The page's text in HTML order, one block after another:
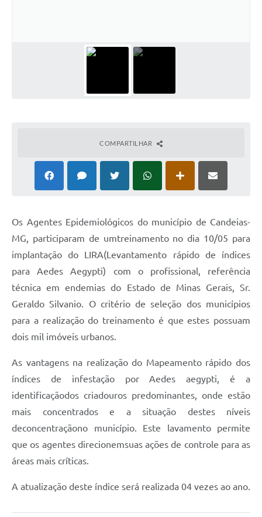
Plano Diretor
Contratos
Legislação
Editais
Sic
Transparência dos recursos municipais empregado no
combate à pandemia do COVID -19
Lei Aldir Blanc
PNAB - CICLO 2
Prestação de Contas Secretária de Saúde
COMPARTILHAR
Os Agentes Epidemiológicos do município de Candeias-
MG, participaram de umtreinamento no dia 10/05 para
implantação do LIRA(Levantamento rápido de índices
para Aedes Aegypti) com o profissional, referência
técnica em endemias do Estado de Minas Gerais, Sr.
Geraldo Silvanio. O critério de seleção dos municípios
para a realização do treinamento é que estes possuam
dois mil imóveis urbanos.
As vantagens na realização do Mapeamento rápido dos
índices de infestação por Aedes aegypti, é a
identificaçãodos criadouros predominantes, onde estão
mais concentrados e a situação destes níveis
deconcentraçãono município. Este lavamento permite
que os agentes direcionemsuas ações de controle para as
áreas mais críticas.
A atualização deste índice será realizada 04 vezes ao ano.